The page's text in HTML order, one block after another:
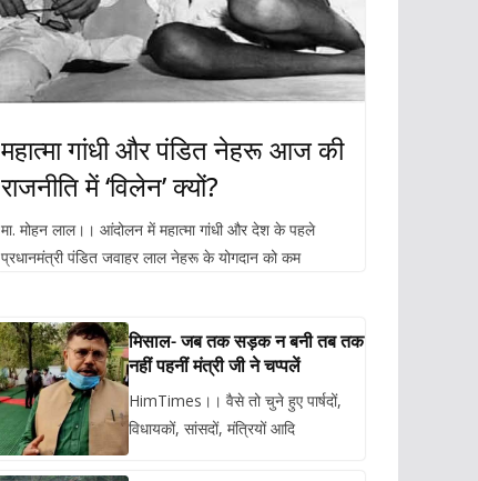
महात्मा गांधी और पंडित नेहरू आज की
राजनीति में ‘विलेन’ क्यों?
मा. मोहन लाल।। आंदोलन में महात्मा गांधी और देश के पहले
प्रधानमंत्री पंडित जवाहर लाल नेहरू के योगदान को कम
मिसाल- जब तक सड़क न बनी तब तक
नहीं पहनीं मंत्री जी ने चप्पलें
HimTimes।। वैसे तो चुने हुए पार्षदों,
विधायकों, सांसदों, मंत्रियों आदि